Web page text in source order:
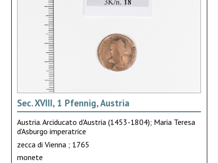
Sec. XVIII, 1 Pfennig, Austria
Austria. Arciducato d'Austria (1453-1804); Maria Teresa
d'Asburgo imperatrice
zecca di Vienna ; 1765
monete